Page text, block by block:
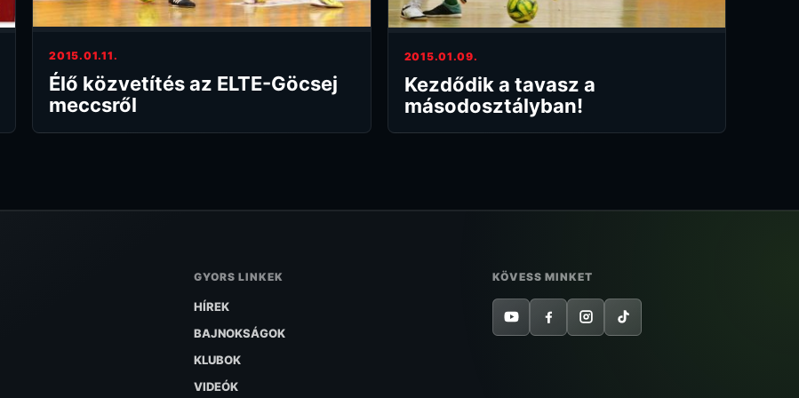
2015.01.11.
Élő közvetítés az ELTE-Göcsej
meccsről
2015.01.09.
Kezdődik a tavasz a
másodosztályban!
GYORS LINKEK
HÍREK
BAJNOKSÁGOK
KLUBOK
VIDEÓK
KÖVESS MINKET